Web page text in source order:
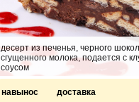
десерт из печенья, черного
сгущенного молока, подается с
соусом
навынос доставка